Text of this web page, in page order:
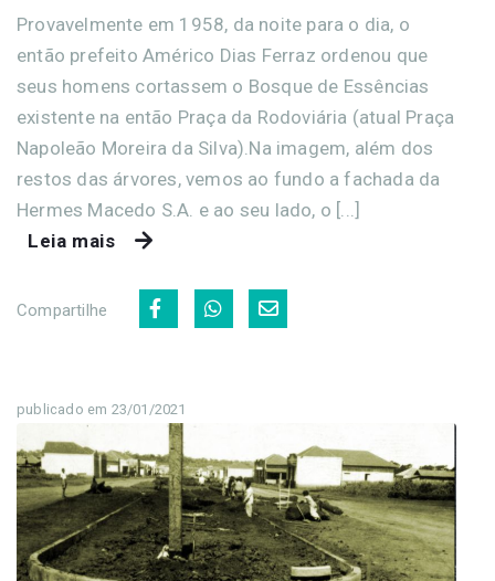
Provavelmente em 1958, da noite para o dia, o
então prefeito Américo Dias Ferraz ordenou que
seus homens cortassem o Bosque de Essências
existente na então Praça da Rodoviária (atual Praça
Napoleão Moreira da Silva).Na imagem, além dos
restos das árvores, vemos ao fundo a fachada da
Hermes Macedo S.A. e ao seu lado, o [...]
Leia mais
Compartilhe
publicado em 23/01/2021